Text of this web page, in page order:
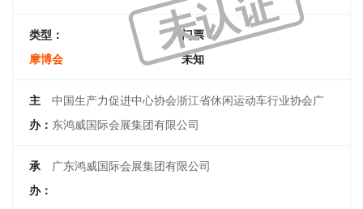
未认证
类型：
摩博会
门票：
未知
主
办：
中国生产力促进中心协会浙江省休闲运动车行业协会广
东鸿威国际会展集团有限公司
承
办：
广东鸿威国际会展集团有限公司